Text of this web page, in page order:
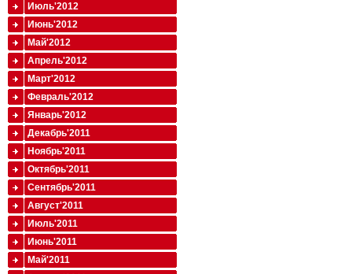
Июль'2012
Июнь'2012
Май'2012
Апрель'2012
Март'2012
Февраль'2012
Январь'2012
Декабрь'2011
Ноябрь'2011
Октябрь'2011
Сентябрь'2011
Август'2011
Июль'2011
Июнь'2011
Май'2011